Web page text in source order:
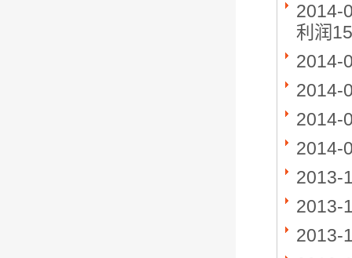
2014-
利润
2014-
2014-
2014-
2014-
2013-
2013-
2013-